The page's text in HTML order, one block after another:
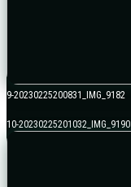
9-20230225200831_IMG_9182
10-20230225201032_IMG_9190